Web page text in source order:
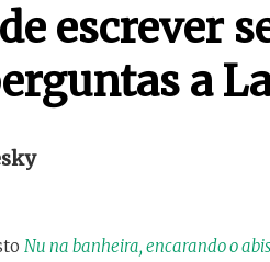
escrever
a
Nu na banheira, encarando o